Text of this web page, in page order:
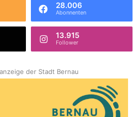
28.006
Abonnenten
13.915
Follower
der Stadt Bernau